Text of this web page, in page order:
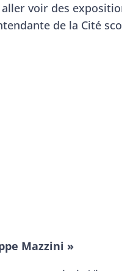
voir des
de la Cité
Mazzini »